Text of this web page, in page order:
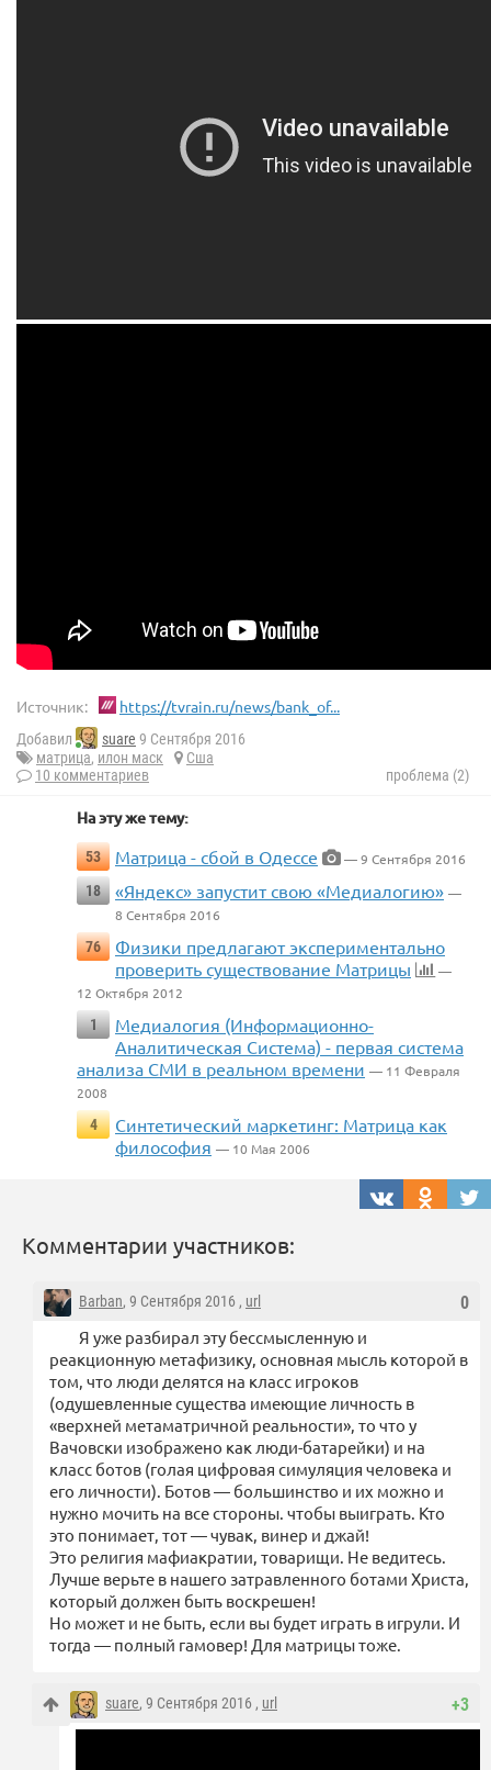
Источник: https://tvrain.ru/news/bank_of...
Добавил suare 9 Сентября 2016
матрица, илон маск
Сша
10 комментариев
проблема (2)
На эту же тему:
53 Матрица - сбой в Одессе
— 9 Сентября 2016
18
«Яндекс» запустит свою «Медиалогию» —
8 Сентября 2016
76
Физики предлагают экспериментально
проверить существование Матрицы
—
12 Октября 2012
1
Медиалогия (Информационно-
Аналитическая Система) - первая система
анализа СМИ в реальном времени — 11 Февраля
2008
4
Синтетический маркетинг: Матрица как
философия — 10 Мая 2006
Комментарии участников:
0
Barban, 9 Сентября 2016 , url
Я уже разбирал эту бессмысленную и
реакционную метафизику, основная мысль которой в
том, что люди делятся на класс игроков
(одушевленные существа имеющие личность в
«верхней метаматричной реальности», то что у
Вачовски изображено как люди-батарейки) и на
класс ботов (голая цифровая симуляция человека и
его личности). Ботов — большинство и их можно и
нужно мочить на все стороны. чтобы выиграть. Кто
это понимает, тот — чувак, винер и джай!
Это религия мафиакратии, товарищи. Не ведитесь.
Лучше верьте в нашего затравленного ботами Христа,
который должен быть воскрешен!
Но может и не быть, если вы будет играть в игрули. И
тогда — полный гамовер! Для матрицы тоже.
+3
suare, 9 Сентября 2016 , url